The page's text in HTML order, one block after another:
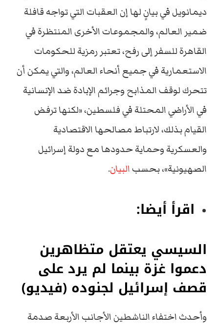
ديمانويل في بيانٍ لها إن العقبات التي تواجه قافلة
ضمير العالم، والمجموعات الأخرى المنتظرة في
القاهرة للسفر إلى رفح، تعتبر رمزية للحكومات
الاستعمارية في جميع أنحاء العالم، والتي يمكن أن
تتحرك لوقف المذابح وجرائم الإبادة ضد الإنسانية
في الأراضي المحتلة في فلسطين، «لكنها ترفض
القيام بذلك، لارتباط مصالحها الاقتصادية
والعسكرية وحماية حدودها مع دولة إسرائيل
الصهيونية»، بحسبالبيان.
اقرأ أيضا:
السيسي يعتقل متظاهرين
دعموا غزة بينما لم يرد على
قصف إسرائيل لجنوده (فيديو)
وأحدث اختفاء الناشطين الأجانب الأربعة صدمة